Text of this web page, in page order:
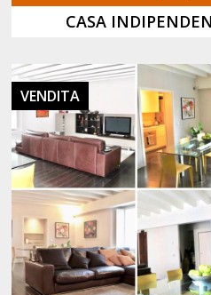
CASA
VENDITA